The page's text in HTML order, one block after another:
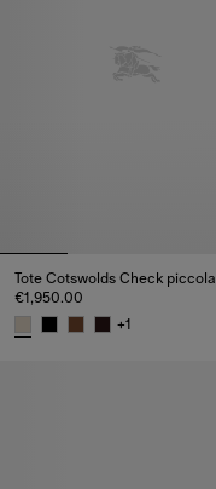
Tote Cotswolds Check piccola
€1,950.00
+1